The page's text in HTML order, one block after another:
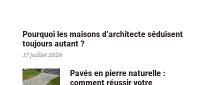
Pourquoi les maisons d’architecte séduisent
toujours autant ?
17 juillet 2026
Pavés en pierre naturelle :
comment réussir votre